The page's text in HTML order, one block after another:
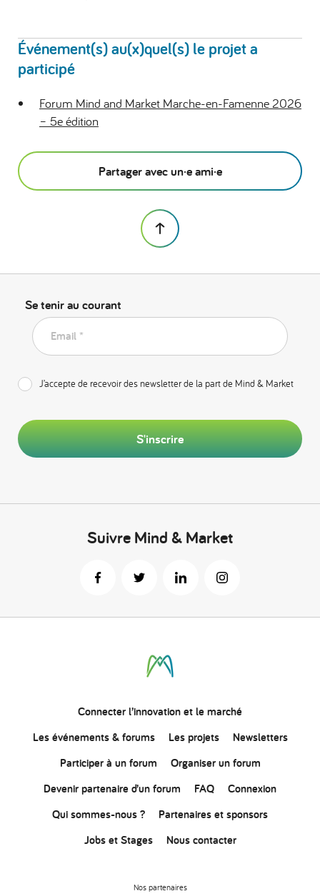
Événement(s) au(x)quel(s) le projet a
participé
Forum Mind and Market Marche-en-Famenne 2026
– 5e édition
Partager avec un·e ami·e
Se tenir au courant
Email *
J’accepte de recevoir des newsletter de la part de Mind & Market
S'inscrire
Suivre Mind & Market
Connecterl’innovationet le marché
Les événements & forums
Les projets
Newsletters
Participer à un forum
Organiser un forum
Devenir partenaire d’un forum
FAQ
Connexion
Qui sommes-nous ?
Partenaires et sponsors
Jobs et Stages
Nous contacter
Nos partenaires